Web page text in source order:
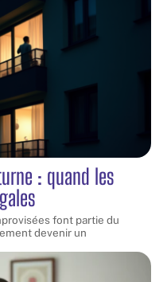
: quand les
font partie du
devenir un